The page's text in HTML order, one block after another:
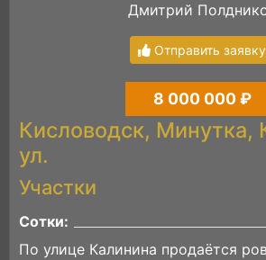
Дмитрий
Отправить заявку
8 000 000 ₽
Кисловодск, Минутка,
ул.
Участки
Сотки:
По улице Калинина продаётся